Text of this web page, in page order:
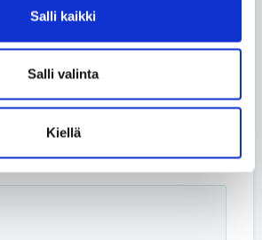
Salli kaikki
Salli valinta
Kiellä